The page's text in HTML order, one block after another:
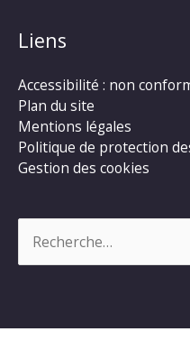
Liens
Accessibilité : non
Plan du site
Mentions légales
Politique de protection
Gestion des cookies